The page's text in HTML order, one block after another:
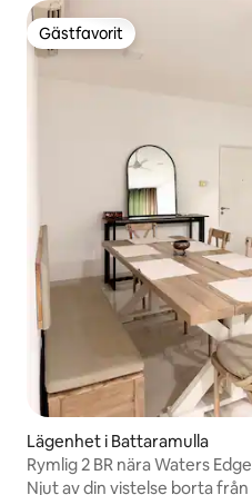
Gästfavorit
Gästfavorit
Lägenhet i Battaramulla
Rymlig 2 BR nära Waters Edge
Njut av din vistelse borta från